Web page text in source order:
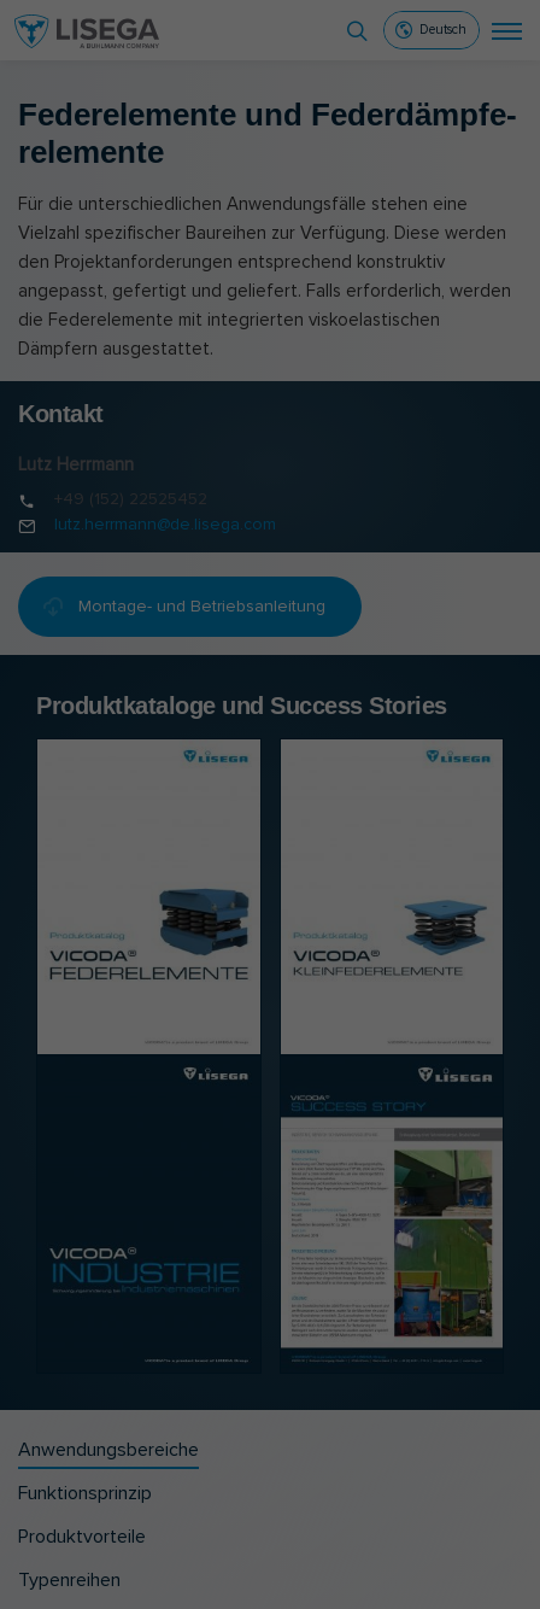
Deutsch
Fe­der­ele­men­te und Fe­der­dämp­fe­
r­ele­men­te
Für die unterschiedlichen Anwendungsfälle stehen eine
Vielzahl spezifischer Baureihen zur Verfügung. Diese werden
den Projektanforderungen entsprechend konstruktiv
angepasst, gefertigt und geliefert. Falls erforderlich, werden
die Federelemente mit integrierten viskoelastischen
Dämpfern ausgestattet.
Kontakt
Lutz Herrmann
+49 (152) 22525452
lutz.herrmann@de.lisega.com
Montage- und Betriebsanleitung
Produktkataloge und Success Stories
Anwendungsbereiche
Funktionsprinzip
Produktvorteile
Typenreihen